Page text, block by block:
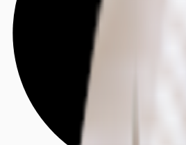
Coworking
Ihre Ansprechpartner